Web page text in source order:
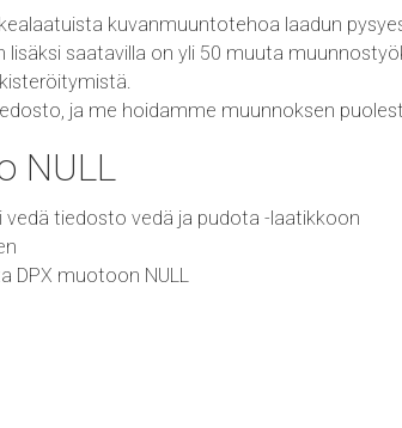
kuvanmuuntotehoa laadun
saatavilla on yli 50 muuta
ja me hoidamme muunnoksen
NULL
tiedosto vedä ja pudota -laatikkoon
muotoon NULL